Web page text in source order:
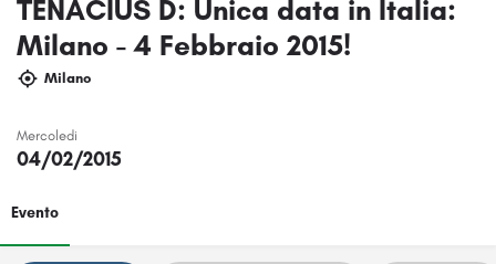
TENACIUS D: Unica data in Italia:
Milano - 4 Febbraio 2015!
Milano
Mercoledi
04/02/2015
Evento